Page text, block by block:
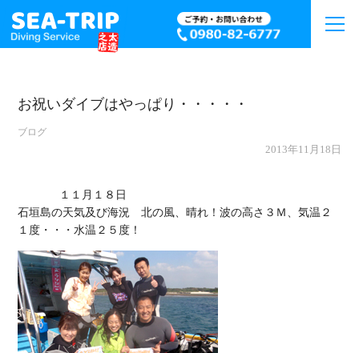
お祝いダイブはやっぱり・・・・・
ブログ
2013年11月18日
石垣島の天気及び海況　北の風、晴れ！波の高さ３Ｍ、気温２